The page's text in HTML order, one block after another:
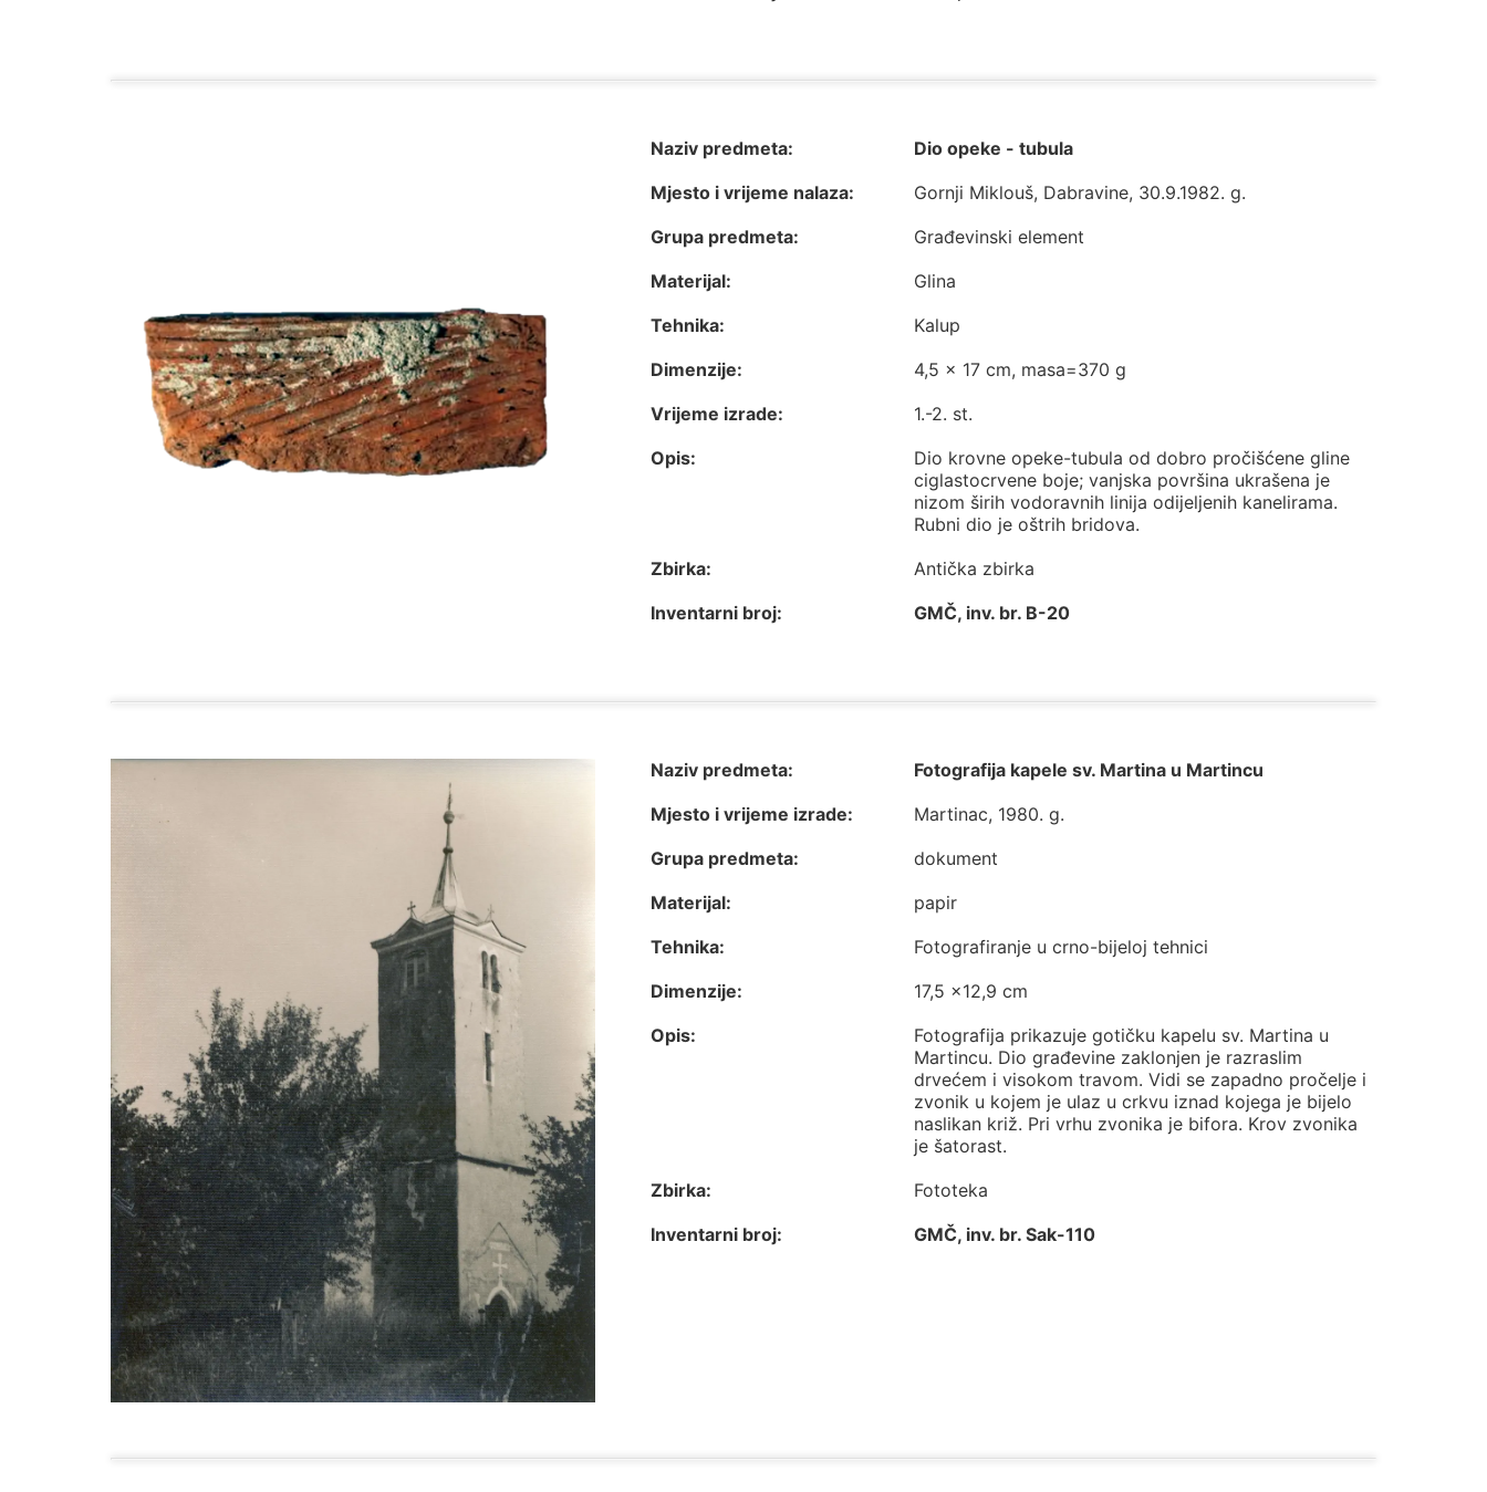
Naziv predmeta:
Dio opeke - tubula
Mjesto i vrijeme nalaza:
Gornji Miklouš, Dabravine, 30.9.1982. g.
Grupa predmeta:
Građevinski element
Materijal:
Glina
Tehnika:
Kalup
Dimenzije:
4,5 x 17 cm, masa=370 g
Vrijeme izrade:
1.-2. st.
Opis:
Dio krovne opeke-tubula od dobro pročišćene gline
ciglastocrvene boje; vanjska površina ukrašena je
nizom širih vodoravnih linija odijeljenih kanelirama.
Rubni dio je oštrih bridova.
Zbirka:
Antička zbirka
Inventarni broj:
GMČ, inv. br. B-20
Naziv predmeta:
Fotografija kapele sv. Martina u Martincu
Mjesto i vrijeme izrade:
Martinac, 1980. g.
Grupa predmeta:
dokument
Materijal:
papir
Tehnika:
Fotografiranje u crno-bijeloj tehnici
Dimenzije:
17,5 x12,9 cm
Opis:
Fotografija prikazuje gotičku kapelu sv. Martina u
Martincu. Dio građevine zaklonjen je razraslim
drvećem i visokom travom. Vidi se zapadno pročelje i
zvonik u kojem je ulaz u crkvu iznad kojega je bijelo
naslikan križ. Pri vrhu zvonika je bifora. Krov zvonika
je šatorast.
Zbirka:
Fototeka
Inventarni broj:
GMČ, inv. br. Sak-110